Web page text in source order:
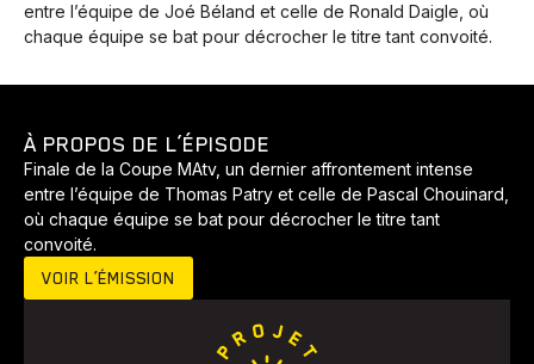
Développement Histoires Pêche Santé Sport
Voyage
entre l’équipe de Joé Béland et celle de Ronald Daigle, où
chaque équipe se bat pour décrocher le titre tant convoité.
À PROPOS DE L’ÉPISODE
Finale de la Coupe MAtv, un dernier affrontement intense
entre l’équipe de Thomas Patry et celle de Pascal Chouinard,
où chaque équipe se bat pour décrocher le titre tant
convoité.
VOIR L’ÉMISSION